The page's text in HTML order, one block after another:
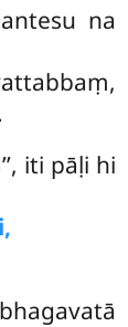
na
iti pāḷi hi